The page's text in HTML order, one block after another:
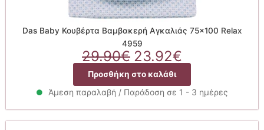
Das Baby Κουβέρτα Βαμβακερή Αγκαλιάς 75×100 Relax
4959
29.90€ Original
price
was:
29.90€.
23.92€
τρέχουσα
τιμή
είναι:
23.92€.
Προσθήκη στο καλάθι
Άμεση παραλαβή / Παράδοση σε 1 - 3 ημέρες